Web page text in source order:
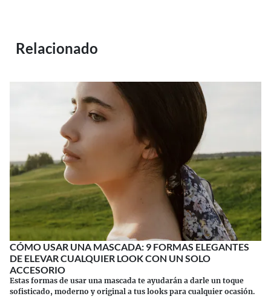
Relacionado
CÓMO USAR UNA MASCADA: 9 FORMAS ELEGANTES
DE ELEVAR CUALQUIER LOOK CON UN SOLO
ACCESORIO
Estas formas de usar una mascada te ayudarán a darle un toque
sofisticado, moderno y original a tus looks para cualquier ocasión.